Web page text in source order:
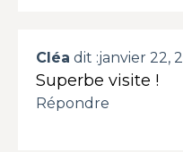
Cléa dit :janvier 22,
Superbe visite !
Répondre